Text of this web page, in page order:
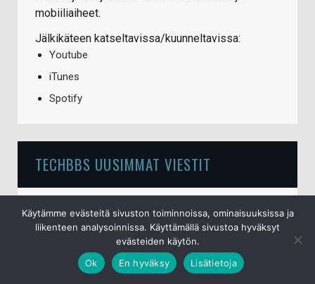
mobiiliaiheet.
Jälkikäteen katseltavissa/kuunneltavissa:
Youtube
iTunes
Spotify
TECHBBS UUSIMMAT VIESTIT
Alkoholin tilaaminen ulkomailta netin kautta
Käytämme evästeitä sivuston toiminnoissa, ominaisuuksissa ja
liikenteen analysoinnissa. Käyttämällä sivustoa hyväksyt
evästeiden käytön.
Ok
En hyväksy Lisätietoja